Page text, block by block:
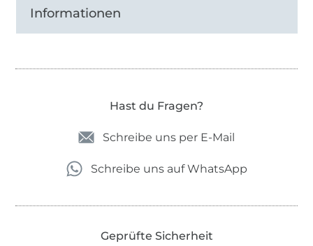
Informationen
Hast du Fragen?
Schreibe uns per E-Mail
Schreibe uns auf WhatsApp
Geprüfte Sicherheit